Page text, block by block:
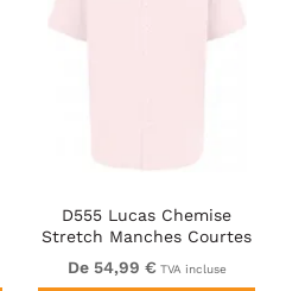
D555 Lucas Chemise
Stretch Manches Courtes
Anti-Taches Sans
Repassage Rose
De 54,99 € TVA incluse